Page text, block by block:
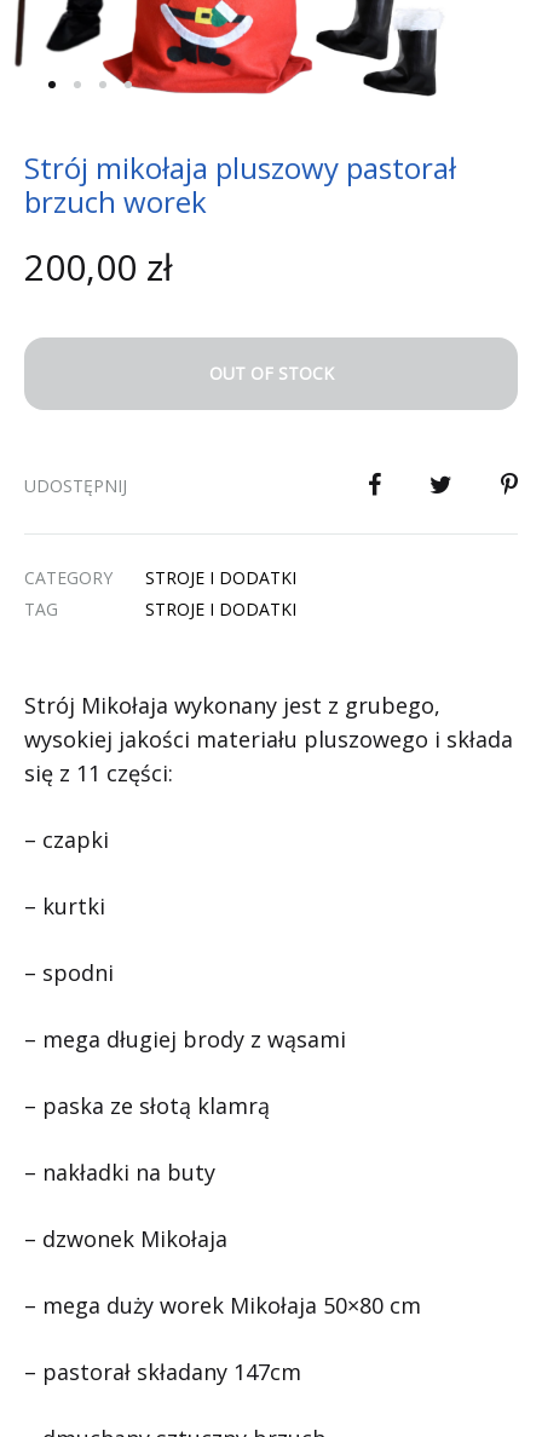
Strój mikołaja pluszowy pastorał
brzuch worek
200,00 zł
OUT OF STOCK
UDOSTĘPNIJ
CATEGORY
STROJE I DODATKI
TAG
STROJE I DODATKI
Strój Mikołaja wykonany jest z grubego,
wysokiej jakości materiału pluszowego i składa
się z 11 części:
– czapki
– kurtki
– spodni
– mega długiej brody z wąsami
– paska ze słotą klamrą
– nakładki na buty
– dzwonek Mikołaja
– mega duży worek Mikołaja 50×80 cm
– pastorał składany 147cm